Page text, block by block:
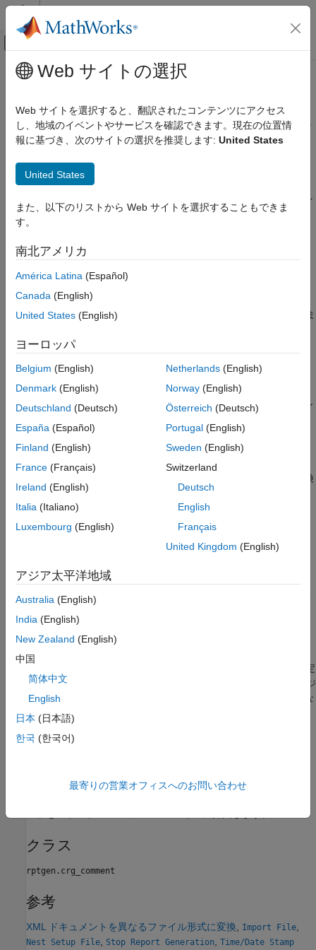
コンテンツへスキップ
オフキャンバス ナビゲーション メ
ドキュメンテーションのホーム
MATLAB Report Generator
対話的なレポート プログラム ビルダー
レポートの設定
MATLAB Report Generator
対話的なレポート プログラム ビルダー
プロパティ
クラス
参考
メインコンテンツ
Comment
レポート生成プロセスによって作成された XML ソース ファイル
にコメントを挿入
説明
このコンポーネントは、レポート生成プロセスによって作成され
た XML ソース ファイルにコメントを挿入します。このコメント
は、生成されたレポートには表示されません。
このコンポーネントは子コンポーネントをもつことができます。
子コンポーネントは出力を XML ソース ファイルに挿入します
が、これは生成されたレポートに表示されません。
コメント テキストをレポートに表示させるには、次のようにしま
子がxmlであるファイル) を編集します。
コメント タグ <-- -->
を探し、XML ソース ファイル
コメント タグを削除します。
コマンドを使用して XML ソース ファイルを変換
します。
プロパティ
: レポートに含めるコメントを指定しま
生成ステータス ウィンドウにコメントを表示
成中に、
[Generation Status]
す。
に表示されるステータス メッセージの優先順位レベルを指定
します。優先順位のオプション範囲は、
[1) エラー メッセージ
のみ]
[3) 重要な
メッセージ]
ンドウにコメントを表示]
のみ使用可能です。
クラス
rptgen.crg_comment
参考
XML ドキュメントを異なるファイル形式に変換, Import File,
Nest Setup File, Stop Report Generation, Time/Date Stamp
Web サイトの選択
Web サイトを選択すると、翻訳されたコンテンツにアクセス
し、地域のイベントやサービスを確認できます。現在の位置情
報に基づき、次のサイトの選択を推奨します: United States
United States
また、以下のリストから Web サイトを選択することもできま
す。
南北アメリカ
América Latina (Español)
Canada (English)
United States (English)
ヨーロッパ
Belgium (English)
Denmark (English)
Deutschland (Deutsch)
España (Español)
Finland (English)
France (Français)
Ireland (English)
Italia (Italiano)
Luxembourg (English)
Netherlands(English)
Norway(English)
Österreich (Deutsch)
Portugal(English)
Sweden (English)
Switzerland
Deutsch
English
Français
United Kingdom (English)
アジア太平洋地域
Australia (English)
India (English)
New Zealand (English)
中国
简体中文
English
日本 (日本語)
한국 (한국어)
最寄りの営業オフィスへのお問い合わせ